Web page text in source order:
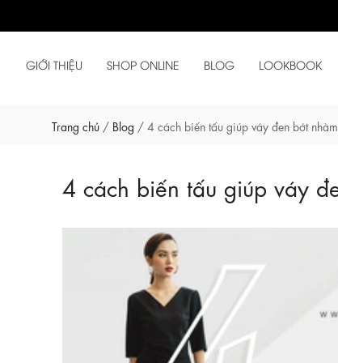
GIỚI THIỆU SHOP ONLINE BLOG LOOKBOOK
Trang chủ / Blog / 4 cách biến tấu giúp váy đen bớt
4 cách biến tấu giúp váy